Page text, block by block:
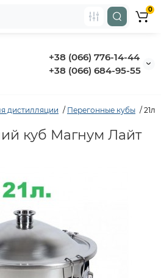
+38 (066) 776-14-44
‭+38 (066) 684-95-55‬
0
дистилляции Перегонные кубы
куб Магнум Лайт